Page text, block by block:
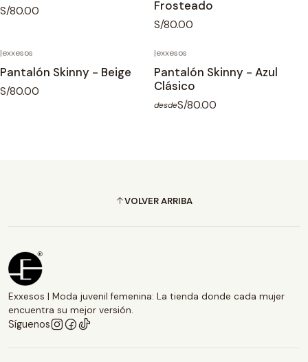
S/80.00
Frosteado
S/80.00
|exxesos
Pantalón Skinny - Beige
S/80.00
|exxesos
Pantalón Skinny - Azul
Clásico
desdeS/80.00
VOLVER ARRIBA
Exxesos | Moda juvenil femenina: La tienda donde cada mujer
encuentra su mejor versión.
Síguenos